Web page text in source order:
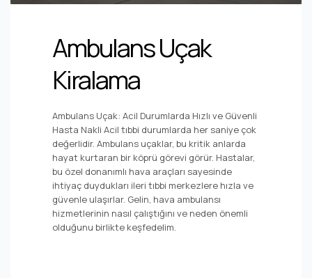
Ambulans Uçak
Kiralama
Ambulans Uçak: Acil Durumlarda Hızlı ve Güvenli
Hasta Nakli Acil tıbbi durumlarda her saniye çok
değerlidir. Ambulans uçaklar, bu kritik anlarda
hayat kurtaran bir köprü görevi görür. Hastalar,
bu özel donanımlı hava araçları sayesinde
ihtiyaç duydukları ileri tıbbi merkezlere hızla ve
güvenle ulaşırlar. Gelin, hava ambulansı
hizmetlerinin nasıl çalıştığını ve neden önemli
olduğunu birlikte keşfedelim.